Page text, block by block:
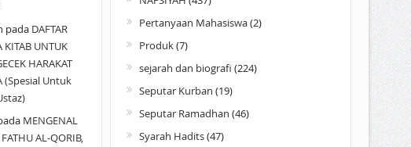
pada DAFTAR
KITAB UNTUK
HARAKAT
(Spesial Untuk
MENGENAL
AL-QORIB,
Pertanyaan Mahasiswa(2)
Produk(7)
sejarah dan biografi (224)
Seputar Kurban (19)
Seputar Ramadhan (46)
Syarah Hadits(47)